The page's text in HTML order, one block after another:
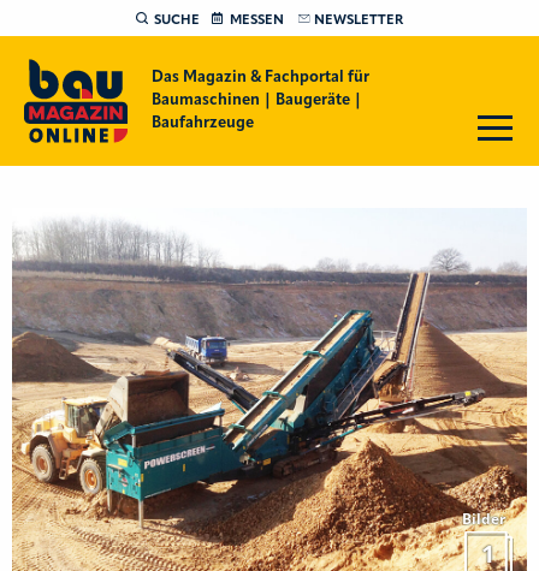
SUCHE MESSEN NEWSLETTER
Das Magazin & Fachportal für
Baumaschinen | Baugeräte |
Baufahrzeuge
Bilder
1